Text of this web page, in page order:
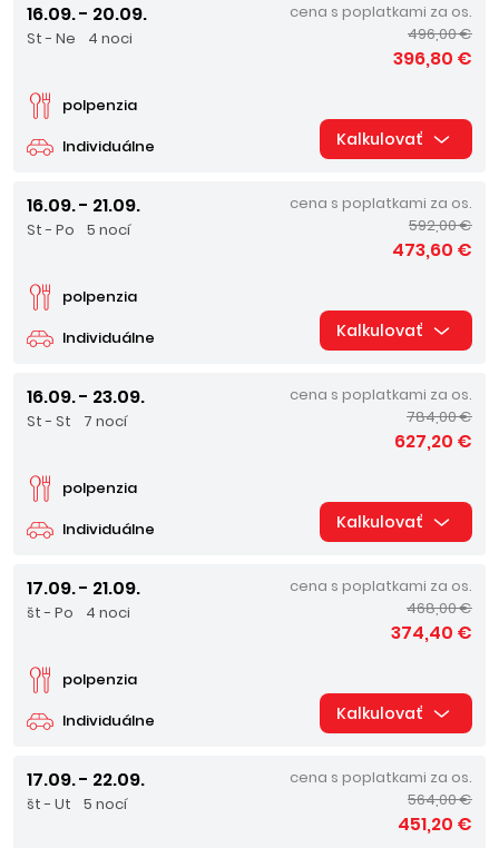
16.09. - 20.09.
St - Ne 4 noci
Individuálne
polpenzia
cena s poplatkami za os.
496,00 €
396,80 €
Kalkulovať
16.09. - 21.09.
St - Po 5 nocí
Individuálne
polpenzia
cena s poplatkami za os.
592,00 €
473,60 €
Kalkulovať
16.09. - 23.09.
St - St 7 nocí
Individuálne
polpenzia
cena s poplatkami za os.
784,00 €
627,20 €
Kalkulovať
17.09. - 21.09.
št - Po 4 noci
Individuálne
polpenzia
cena s poplatkami za os.
468,00 €
374,40 €
Kalkulovať
17.09. - 22.09.
št - Ut 5 nocí
cena s poplatkami za os.
564,00 €
451,20 €